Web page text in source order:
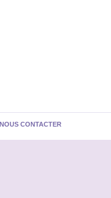
NOUS CONTACTER